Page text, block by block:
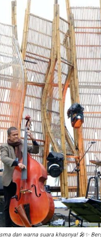
dan warna suara khasnya! 🎤✨